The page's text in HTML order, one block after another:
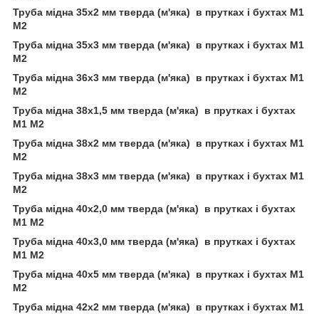
Труба мідна 35х2 мм тверда (м'яка) в прутках і бухтах М1
М2
Труба мідна 35х3 мм тверда (м'яка) в прутках і бухтах М1
М2
Труба мідна 36х3 мм тверда (м'яка) в прутках і бухтах М1
М2
Труба мідна 38х1,5 мм тверда (м'яка) в прутках і бухтах
М1 М2
Труба мідна 38х2 мм тверда (м'яка) в прутках і бухтах М1
М2
Труба мідна 38х3 мм тверда (м'яка) в прутках і бухтах М1
М2
Труба мідна 40х2,0 мм тверда (м'яка) в прутках і бухтах
М1 М2
Труба мідна 40х3,0 мм тверда (м'яка) в прутках і бухтах
М1 М2
Труба мідна 40х5 мм тверда (м'яка) в прутках і бухтах М1
М2
Труба мідна 42х2 мм тверда (м'яка) в прутках і бухтах М1